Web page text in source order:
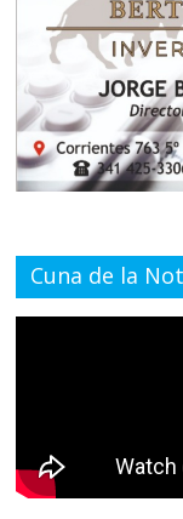
Cuna de la